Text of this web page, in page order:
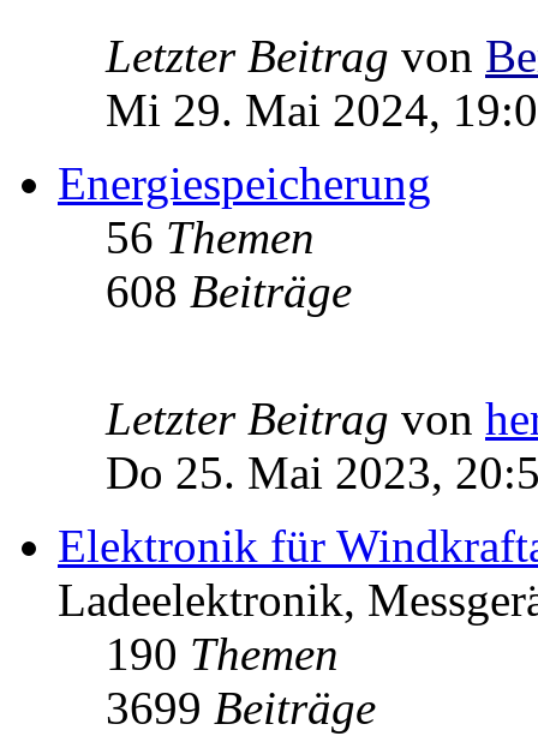
Letzter Beitrag von
Mi 29. Mai 2024,
Energiespeicherung
56 Themen
608 Beiträge
Letzter Beitrag von
Do 25. Mai 2023,
Elektronik für
Ladeelektronik,
190 Themen
3699 Beiträge